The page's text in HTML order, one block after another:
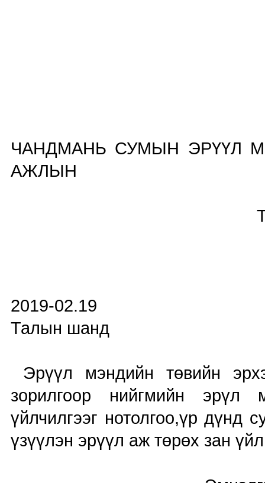
ЧАНДМАНЬ СУМЫН ЭРҮҮЛ
АЖЛЫН
Талын шанд
Эрүүл мэндийн төвийн
зорилгоор нийгмийн эрүл
үйлчилгээг нотолгоо,үр дүнд
үзүүлэн эрүүл аж төрөх зан